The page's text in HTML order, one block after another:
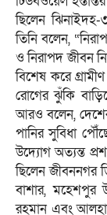
ছিলেন
তিনি বলেন,
ও নিরাপদ জীবন
বিশেষ করে
রোগের ঝুঁকি
আরও বলেন, দেশের
পানির সুবিধা
উদ্যোগ অত্যন্ত
ছিলেন জীবননগর
বাশার, মহেশপুর
রহমান এবং